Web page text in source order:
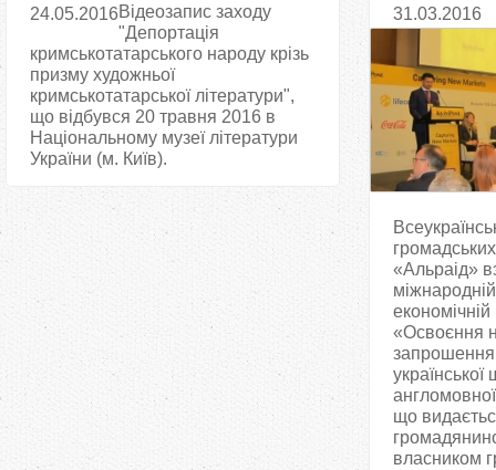
літератури
24.05.2016Відеозапис заходу
"Депортація
кримськотатарського народу крізь
призму художньої
кримськотатарської літератури",
що відбувся 20 травня 2016 в
Національному музеї літератури
України (м. Київ).
31.03.2016
«Альраід»
«Освоєння
запрошення
що
власником